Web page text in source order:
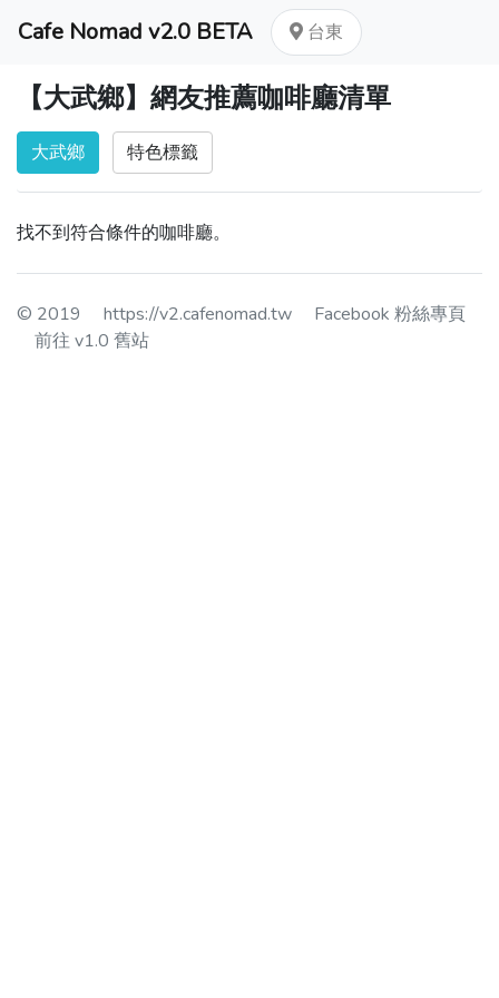
Cafe Nomad v2.0 BETA 台東
【大武鄉】網友推薦咖啡廳清單
大武鄉 特色標籤
找不到符合條件的咖啡廳。
© 2019 https://v2.cafenomad.tw
Facebook 粉絲專頁
前往 v1.0 舊站